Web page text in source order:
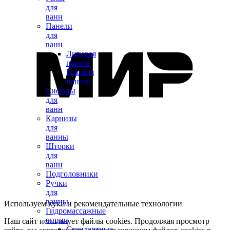
для
ванн
Панели
для
ванн
Лицевая
панель
Боковая
панель
Сифоны
для
ванн
Карнизы
для
ванны
Шторки
для
ванн
Подголовники
Ручки
для
ванны
Гидромассажные
опции
Используем куки и рекомендательные технологии
Наш сайт использует файлы cookies. Продолжая просмотр